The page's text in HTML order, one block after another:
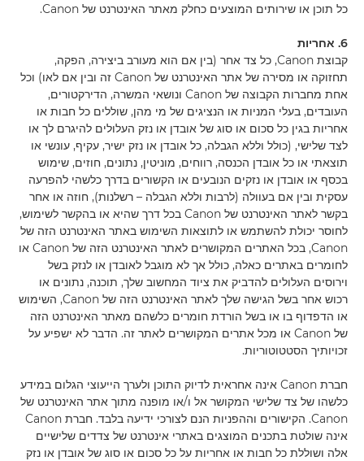
כל תוכן או שירותים המוצעים כחלק מאתר האינטרנט של Canon.
6. אחריות
קבוצת Canon, כל צד אחר (בין אם הוא מעורב ביצירה, הפקה,
תחזוקה או מסירה של אתר האינטרנט של Canon זה ובין אם לאו) וכל
אחת מחברות הקבוצה של Canon ונושאי המשרה, הדירקטורים,
העובדים, בעלי המניות או הנציגים של מי מהן, שוללים כל חבות או
אחריות בגין כל סכום או סוג של אובדן או נזק העלולים להיגרם לך או
לצד שלישי, (כולל וללא הגבלה, כל אובדן או נזק ישיר, עקיף, עונשי או
תוצאתי או כל אובדן הכנסה, רווחים, מוניטין, נתונים, חוזים, שימוש
בכסף או אובדן או נזקים הנובעים או הקשורים בדרך כלשהי להפרעה
עסקית ובין אם בעוולה (לרבות וללא הגבלה – רשלנות), חוזה או אחר
בקשר לאתר האינטרנט של Canon בכל דרך שהיא או בהקשר לשימוש,
לחוסר יכולת להשתמש או לתוצאות השימוש באתר האינטרנט הזה של
Canon, בכל האתרים המקושרים לאתר האינטרנט הזה של Canon או
לחומרים באתרים כאלה, כולל אך לא מוגבל לאובדן או לנזק בשל
וירוסים העלולים להדביק את ציוד המחשוב שלך, תוכנה, נתונים או
רכוש אחר בשל הגישה שלך לאתר האינטרנט הזה של Canon, השימוש
או הדפדוף בו או בשל הורדת חומרים כלשהם מאתר האינטרנט הזה
של Canon או מכל אתרים המקושרים לאתר זה. הדבר לא ישפיע על
זכויותיך הסטטוטוריות.
חברת Canon אינה אחראית לדיוק התוכן ולערך הייעוצי הגלום במידע
כלשהו של צד שלישי המקושר אל ו/או מופנה מתוך אתר האינטרנט של
Canon. הקישורים וההפניות הנם לצורכי ידיעה בלבד. חברת Canon
אינה שולטת בתכנים המוצגים באתרי אינטרנט של צדדים שלישיים
אלה ושוללת כל חבות או אחריות על כל סכום או סוג של אובדן או נזק